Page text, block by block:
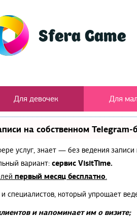
Для девочек Для
на собственном Telegram-
услуг, знает — без ведения
вариант: сервис VisitTime.
первый месяц бесплатно.
специалистов, который упрощает
и напоминает им о визите;